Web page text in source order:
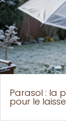
Parasol : la
pour le